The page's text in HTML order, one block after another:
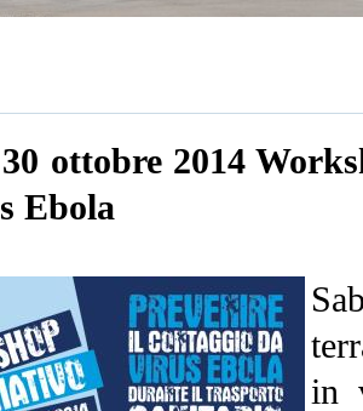
ottobre 2014
Ebola
in